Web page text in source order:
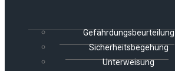
Gefährdungsbeurteilung
Sicherheitsbegehung
Unterweisung